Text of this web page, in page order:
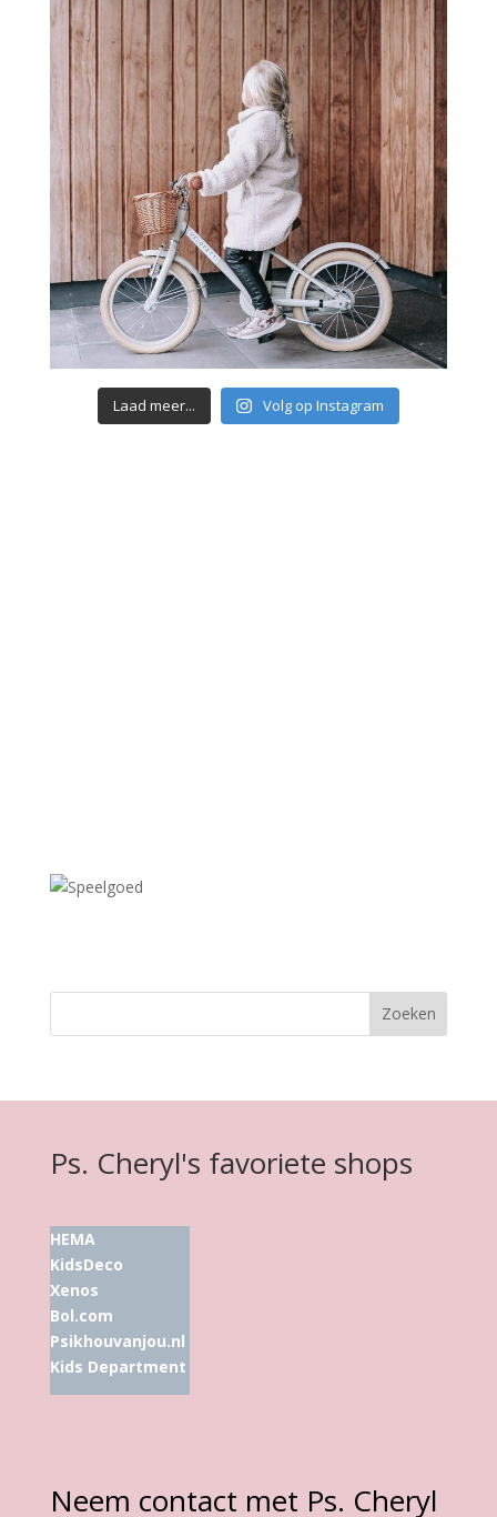
Laad meer... Volg op Instagram
Ps. Cheryl's favoriete shops
HEMA
KidsDeco
Xenos
Bol.com
Psikhouvanjou.nl
Kids Department
Neem contact met Ps. Cheryl